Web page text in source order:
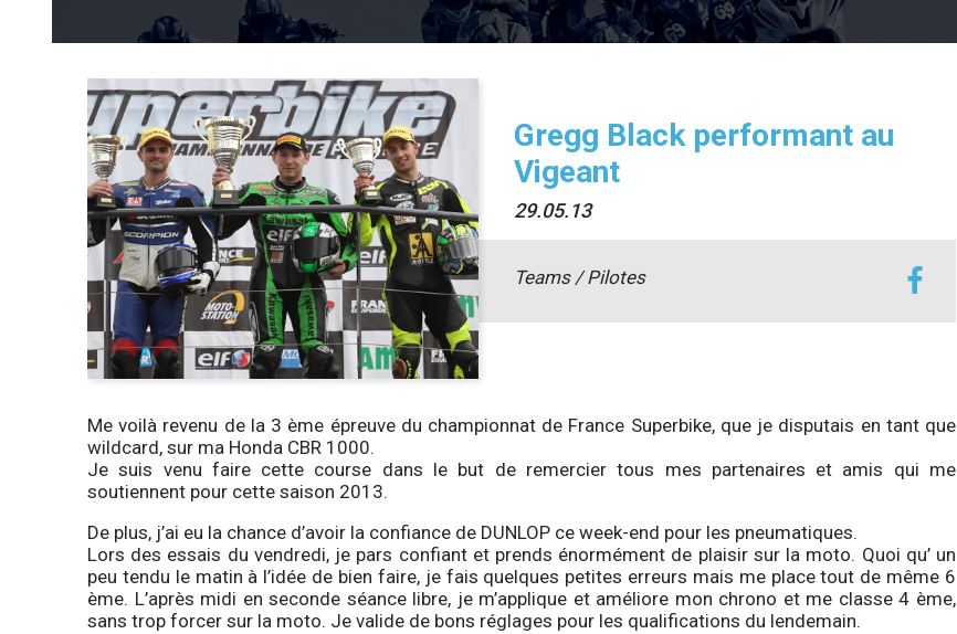
Gregg Black performant au
Vigeant
29.05.13
Teams / Pilotes
Me voilà revenu de la 3 ème épreuve du championnat de France Superbike, que je disputais en tant que
wildcard, sur ma Honda CBR 1000.
Je suis venu faire cette course dans le but de remercier tous mes partenaires et amis qui me
soutiennent pour cette saison 2013.
De plus, j’ai eu la chance d’avoir la confiance de DUNLOP ce week-end pour les pneumatiques.
Lors des essais du vendredi, je pars confiant et prends énormément de plaisir sur la moto. Quoi qu’ un
peu tendu le matin à l’idée de bien faire, je fais quelques petites erreurs mais me place tout de même 6
ème. L’après midi en seconde séance libre, je m’applique et améliore mon chrono et me classe 4 ème,
sans trop forcer sur la moto. Je valide de bons réglages pour les qualifications du lendemain.